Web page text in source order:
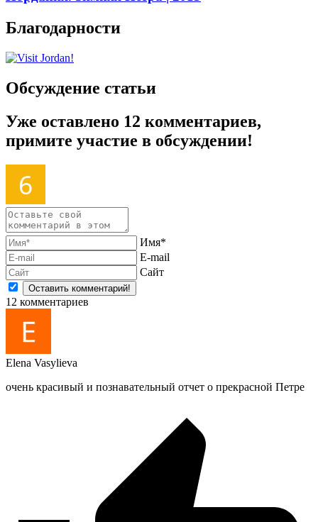
Благодарности
Обсуждение статьи
Уже оставлено 12 комментариев,
примите участие в обсуждении!
Имя*
E-mail
Сайт
12 комментариев
Elena Vasylieva
очень красивый и познавательный отчет о прекрасной Петре